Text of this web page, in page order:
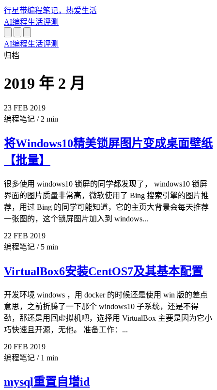
行星带编程笔记，热爱生活
AI编程生活评测
AI编程生活评测
归档
2019 年 2 月
23 FEB 2019
编程笔记 / 2 min
将Windows10精美锁屏图片变成桌面壁纸
【批量】
很多使用 windows10 锁屏的同学都发现了， windows10 锁屏
界面的图片质量非常高，微软使用了 Bing 搜索引擎的图片推
荐，用过 Bing 的同学可能知道，它的主页大背景会每天推荐
一张图的，这个锁屏图片加入到 windows...
22 FEB 2019
编程笔记 / 5 min
VirtualBox6安装CentOS7及其基本配置
开发环境 windows ，用 docker 的时候还是使用 win 版的差点
意思，之前折腾了一下那个 windows10 子系统，还是不得
劲，那还是用回虚拟机吧，选择用 VirtualBox 主要是因为它小
巧快速且开源，无他。 准备工作：...
20 FEB 2019
编程笔记 / 1 min
mysql重置自增id